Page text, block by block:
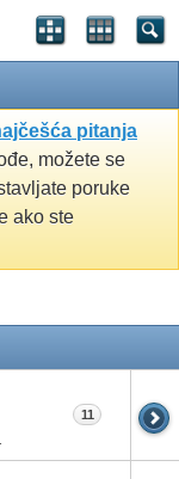
pitanja
možete se
poruke
ako ste
11